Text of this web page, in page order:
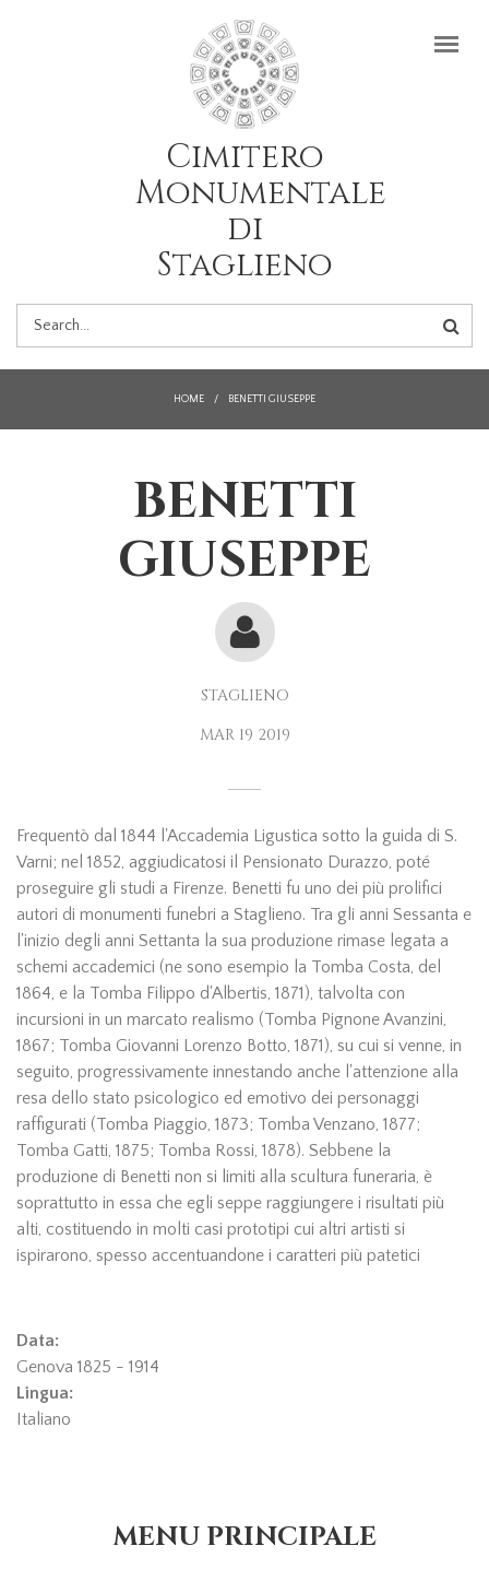
Cimitero
Monumentale
di
Staglieno
FORM
HOME / BENETTI GIUSEPPE
BENETTI
GIUSEPPE
STAGLIENO
MAR 19 2019
Frequentò dal 1844 l'Accademia Ligustica sotto la guida di S.
Varni; nel 1852, aggiudicatosi il Pensionato Durazzo, poté
proseguire gli studi a Firenze. Benetti fu uno dei più prolifici
autori di monumenti funebri a Staglieno. Tra gli anni Sessanta e
l'inizio degli anni Settanta la sua produzione rimase legata a
schemi accademici (ne sono esempio la Tomba Costa, del
1864, e la Tomba Filippo d'Albertis, 1871), talvolta con
incursioni in un marcato realismo (Tomba Pignone Avanzini,
1867; Tomba Giovanni Lorenzo Botto, 1871), su cui si venne, in
seguito, progressivamente innestando anche l'attenzione alla
resa dello stato psicologico ed emotivo dei personaggi
raffigurati (Tomba Piaggio, 1873; Tomba Venzano, 1877;
Tomba Gatti, 1875; Tomba Rossi, 1878). Sebbene la
produzione di Benetti non si limiti alla scultura funeraria, è
soprattutto in essa che egli seppe raggiungere i risultati più
alti, costituendo in molti casi prototipi cui altri artisti si
ispirarono, spesso accentuandone i caratteri più patetici
Data:
Genova 1825 - 1914
Lingua:
Italiano
MENU PRINCIPALE